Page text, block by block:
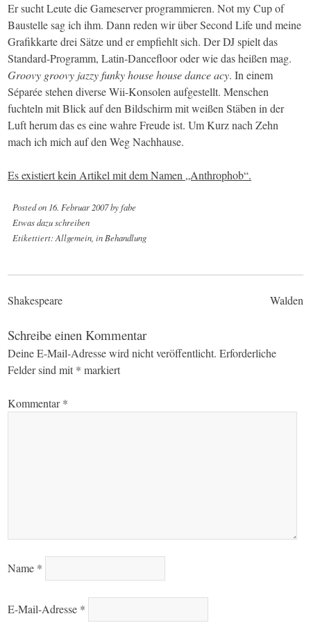
Er sucht Leute die Gameserver programmieren. Not my Cup of
Baustelle sag ich ihm. Dann reden wir über Second Life und meine
Grafikkarte drei Sätze und er empfiehlt sich. Der DJ spielt das
Standard-Programm, Latin-Dancefloor oder wie das heißen mag.
Groovy groovy jazzy funky house house dance acy. In einem
Séparée stehen diverse Wii-Konsolen aufgestellt. Menschen
fuchteln mit Blick auf den Bildschirm mit weißen Stäben in der
Luft herum das es eine wahre Freude ist. Um Kurz nach Zehn
mach ich mich auf den Weg Nachhause.
Es existiert kein Artikel mit dem Namen „Anthrophob“.
Posted on 16. Februar 2007byfabe
Etwas dazu schreiben
Etikettiert:Allgemein, in Behandlung
Post
navigation
Shakespeare Walden
Schreibe einen Kommentar
Deine E-Mail-Adresse wird nicht veröffentlicht. Erforderliche
Felder sind mit * markiert
Kommentar*
Name *
E-Mail-Adresse *